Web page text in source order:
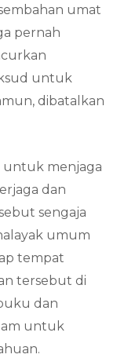
umat
pernah
untuk
dibatalkan
untuk menjaga
dan
sengaja
umum
tempat
tersebut di
dan
untuk